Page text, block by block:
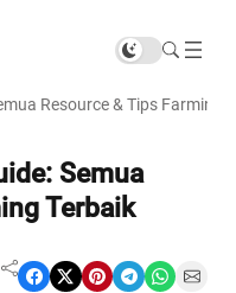
Resource & Tips Farming
Semua
Terbaik
Share on Facebook Share on X Share on Pinterest Share on Telegram Share on WhatsApp Share on Email